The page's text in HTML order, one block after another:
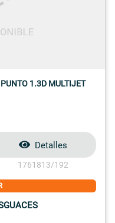
1.3D MULTIJET
Detalles
1761813/192